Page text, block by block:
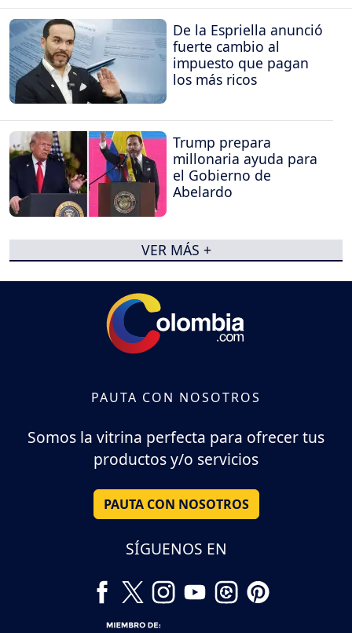
De la Espriella anunció
fuerte cambio al
impuesto que pagan
los más ricos
Trump prepara
millonaria ayuda para
el Gobierno de
Abelardo
VER MÁS +
PAUTA CON NOSOTROS
Somos la vitrina perfecta para ofrecer tus
productos y/o servicios
PAUTA CON NOSOTROS
SÍGUENOS EN